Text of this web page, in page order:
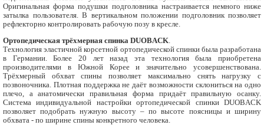
Оригинальная форма подушки подголовника настраивается немного ниже
затылка пользователя. В вертикальном положении подголовник позволяет
рефлекторно контролировать рабочую позу в кресле.
Ортопедическая трёхмерная спинка DUOBACK.
Технология эластичной корсетной ортопедической спинки была разработана
в Германии. Более 20 лет назад эта технология была приобретена
производителями в Южной Корее и значительно усовершенствована.
Трёхмерный обхват спины позволяет максимально снять нагрузку с
позвоночника. Плотная поддержка не даёт возможности склониться на одно
плечо, а анатомически правильная форма придаёт правильную осанку.
Система индивидуальной настройки ортопедической спинки DUOBACK
позволяет подобрать нужную высоту – по высоте поясницы и ширину
обхвата - по ширине спины конкретного человека.